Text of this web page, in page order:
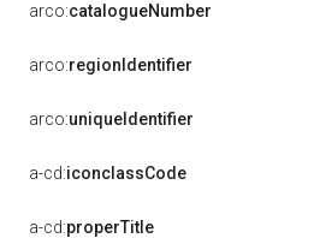
arco:catalogueNumber
arco:regionIdentifier
arco:uniqueIdentifier
a-cd:iconclassCode
a-cd:properTitle